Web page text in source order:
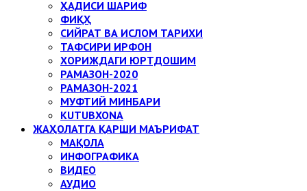
ҲАДИСИ ШАРИФ
ФИҚҲ
СИЙРАТ ВА ИСЛОМ ТАРИХИ
ТАФСИРИ ИРФОН
ХОРИЖДАГИ ЮРТДОШИМ
РАМАЗОН-2020
РАМАЗОН-2021
МУФТИЙ МИНБАРИ
KUTUBXONA
ЖАҲОЛАТГА ҚАРШИ МАЪРИФАТ
МАҚОЛА
ИНФОГРАФИКА
ВИДЕО
АУДИО